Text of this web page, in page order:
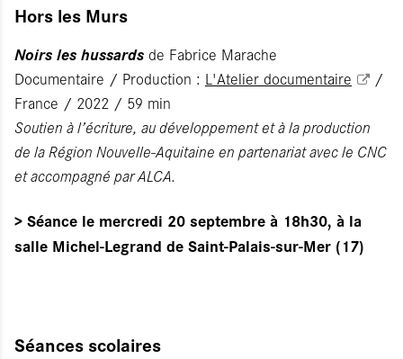
Hors les Murs
Noirs les hussards de Fabrice Marache
Documentaire / Production : L'Atelier documentaire
/
France / 2022 / 59 min
Soutien à l’écriture, au développement et à la production
de la Région Nouvelle-Aquitaine en partenariat avec le CNC
et accompagné par ALCA.
> Séance le mercredi 20 septembre à 18h30, à la
salle Michel-Legrand de Saint-Palais-sur-Mer (17)
Séances scolaires